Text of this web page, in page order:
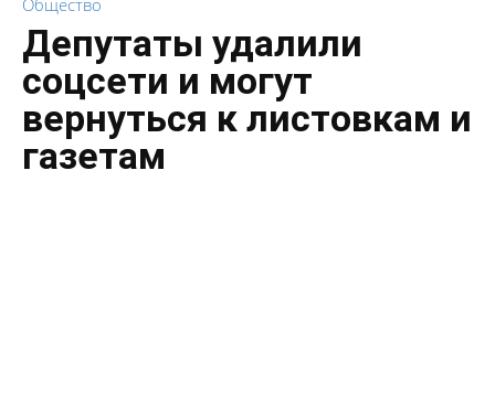
Общество
Депутаты удалили
соцсети и могут
вернуться к листовкам и
газетам